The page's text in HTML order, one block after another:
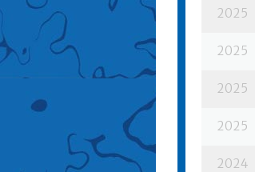
2025
2025
2025
2025
2024